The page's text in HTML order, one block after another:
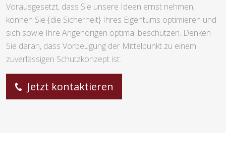
Vorausgesetzt, dass Sie unsere Ideen ernst nehmen,
können Sie {die Sicherheit} Ihres Eigentums optimieren und
sich sowie Ihre Angehörigen optimal beschützen. Denken
Sie daran, dass Vorbeugung der Mittelpunkt zu einem
zuverlässigen Schutzkonzept ist.
Jetzt kontaktieren